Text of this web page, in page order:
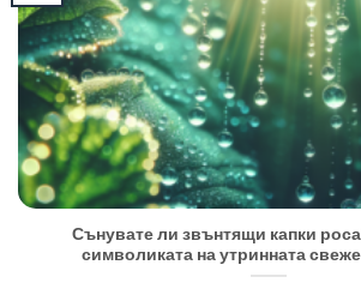
Сънувате ли звънтящи капки
символиката на утринната